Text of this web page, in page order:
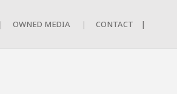
｜ OWNED MEDIA ｜ CONTACT |